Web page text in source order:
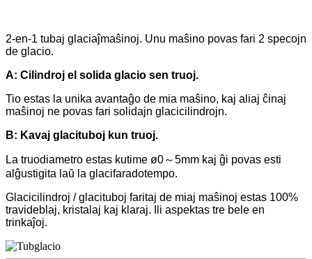
2-en-1 tubaj glaciaĵmaŝinoj. Unu maŝino povas fari 2 specojn
de glacio.
A: Cilindroj el solida glacio sen truoj.
Tio estas la unika avantaĝo de mia maŝino, kaj aliaj ĉinaj
maŝinoj ne povas fari solidajn glacicilindrojn.
B: Kavaj glacituboj kun truoj.
La truodiametro estas kutime ø0～5mm kaj ĝi povas esti
alĝustigita laŭ la glacifaradotempo.
Glacicilindroj / glacituboj faritaj de miaj maŝinoj estas 100%
travideblaj, kristalaj kaj klaraj. Ili aspektas tre bele en
trinkaĵoj.